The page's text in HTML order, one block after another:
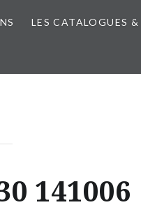
LES CATALOGUES
141006